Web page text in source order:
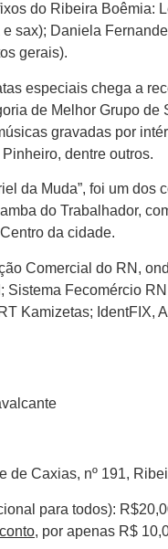
do Ribeira Boêmia:
sax); Daniela
gerais).
especiais chega a
de Melhor Grupo
gravadas por
dentre outros.
da Muda”, foi um
do Trabalhador,
da cidade.
Comercial do RN,
Fecomércio
Kamizetas;
Caxias, nº 191,
para todos):
, por apenas R$